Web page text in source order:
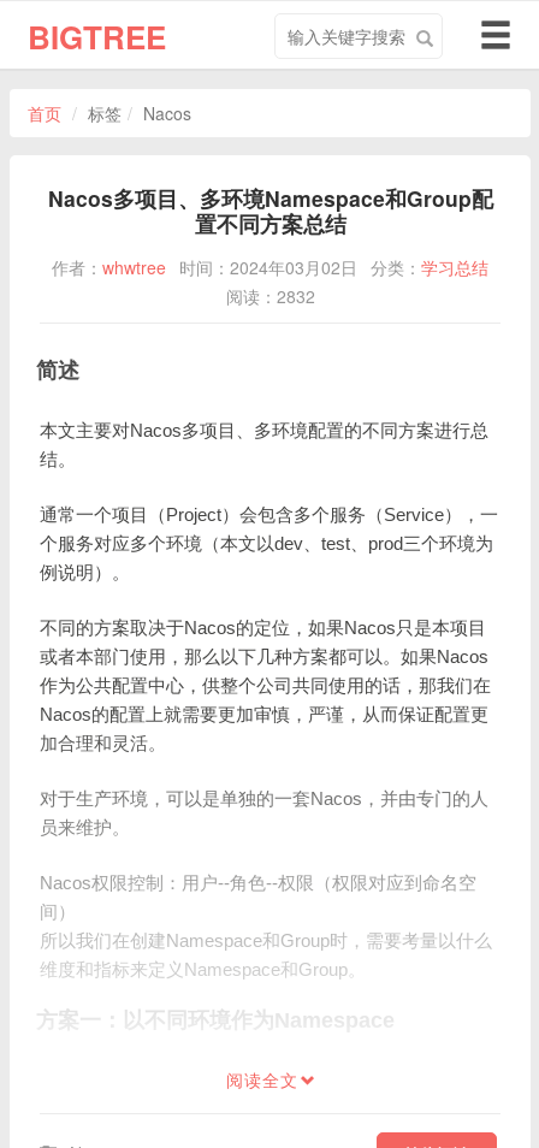
BIGTREE
关
导
航
切
首页 标签 Nacos
Nacos多项目、多环境Namespace和Group配
置不同方案总结
作者： whwtree 时间：2024年03月02日 分类： 学习总结
阅读：2832
简述
本文主要对Nacos多项目、多环境配置的不同方案进行总
结。
通常一个项目（Project）会包含多个服务（Service），一
个服务对应多个环境（本文以dev、test、prod三个环境为
例说明）。
不同的方案取决于Nacos的定位，如果Nacos只是本项目
或者本部门使用，那么以下几种方案都可以。如果Nacos
作为公共配置中心，供整个公司共同使用的话，那我们在
Nacos的配置上就需要更加审慎，严谨，从而保证配置更
加合理和灵活。
对于生产环境，可以是单独的一套Nacos，并由专门的人
员来维护。
Nacos权限控制：用户--角色--权限（权限对应到命名空
间）
所以我们在创建Namespace和Group时，需要考量以什么
维度和指标来定义Namespace和Group。
方案一：以不同环境作为Namespace
阅读全文